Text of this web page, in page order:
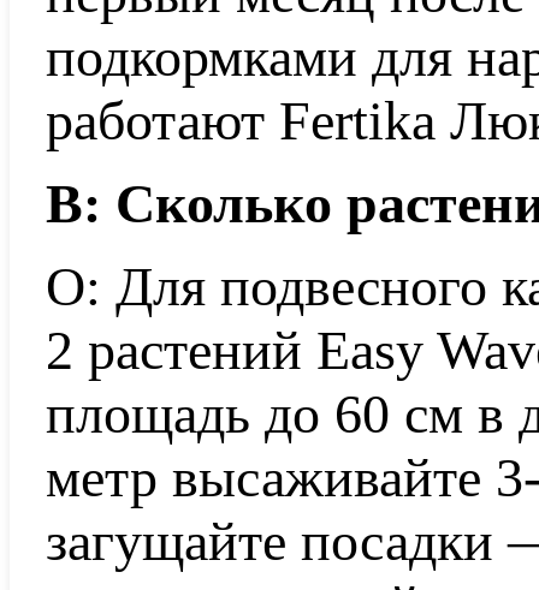
подкормками для
работают Fertika
В: Сколько
О: Для подвесного
2 растений Easy
площадь до 60 см в
метр высаживайте
загущайте посадки